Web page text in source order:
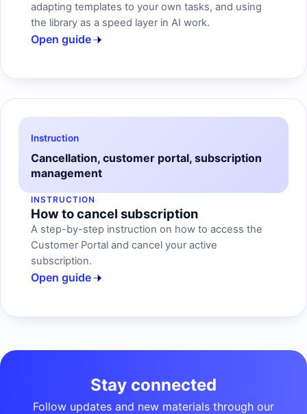
adapting templates to your own tasks, and using
the library as a speed layer in AI work.
Open guide
Instruction
Cancellation, customer portal, subscription
management
INSTRUCTION
How to cancel subscription
A step-by-step instruction on how to access the
Customer Portal and cancel your active
subscription.
Open guide
Stay connected
Follow updates and new materials through our